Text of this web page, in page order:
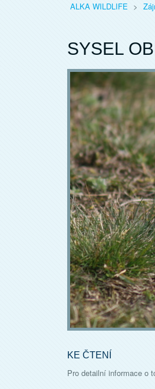
ALKA WILDLIFE >
SYSEL
KE ČTENÍ
Pro detailní informace o